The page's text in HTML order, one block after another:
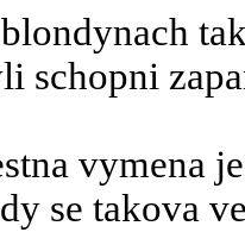
schopni
vymena
se takova